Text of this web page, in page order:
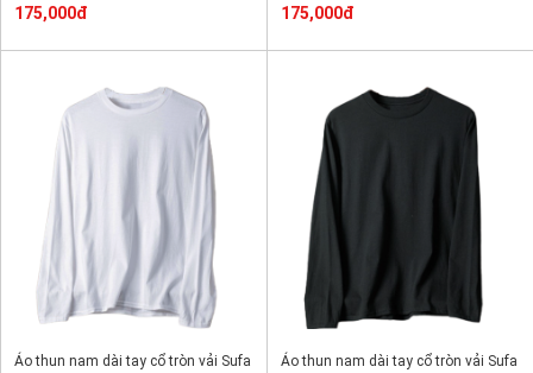
175,000đ 175,000đ
Áo thun nam dài tay cổ tròn vải Sufa
Áo thun nam dài tay cổ tròn vải Sufa